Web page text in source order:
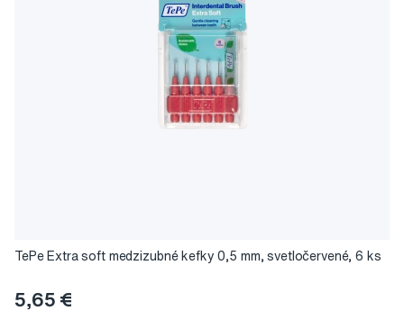
TePe Extra soft medzizubné kefky 0,5 mm, svetločervené, 6 ks
5,65 €